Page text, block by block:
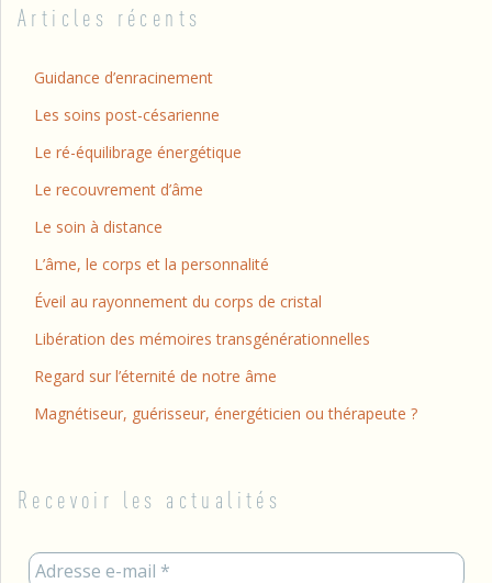
Articles récents
Guidance d’enracinement
Les soins post-césarienne
Le ré-équilibrage énergétique
Le recouvrement d’âme
Le soin à distance
L’âme, le corps et la personnalité
Éveil au rayonnement du corps de cristal
Libération des mémoires transgénérationnelles
Regard sur l’éternité de notre âme
Magnétiseur, guérisseur, énergéticien ou thérapeute ?
Recevoir les actualités